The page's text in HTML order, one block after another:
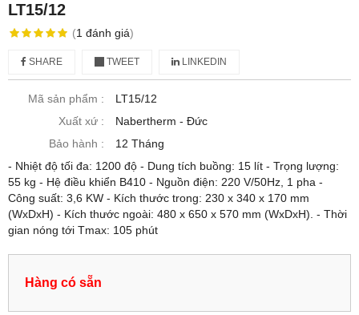
LT15/12
(1 đánh giá)
SHARE TWEET LINKEDIN
Mã sản phẩm :
LT15/12
Xuất xứ :
Nabertherm - Đức
Bảo hành :
12 Tháng
- Nhiệt độ tối đa: 1200 độ - Dung tích buồng: 15 lít - Trọng lượng:
55 kg - Hệ điều khiển B410 - Nguồn điện: 220 V/50Hz, 1 pha -
Công suất: 3,6 KW - Kích thước trong: 230 x 340 x 170 mm
(WxDxH) - Kích thước ngoài: 480 x 650 x 570 mm (WxDxH). - Thời
gian nóng tới Tmax: 105 phút
Hàng có sẵn